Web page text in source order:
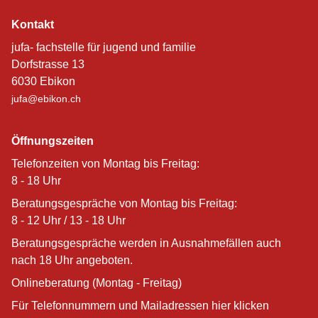
Kontakt
jufa- fachstelle für jugend und familie
Dorfstrasse 13
6030 Ebikon
jufa@ebikon.ch
Öffnungszeiten
Telefonzeiten von Montag bis Freitag:
8 - 18 Uhr
Beratungsgespräche von Montag bis Freitag:
8 - 12 Uhr / 13 - 18 Uhr
Beratungsgespräche werden in Ausnahmefällen auch
nach 18 Uhr angeboten.
Onlineberatung (Montag - Freitag)
Für Telefonnummern und Mailadressen hier klicken